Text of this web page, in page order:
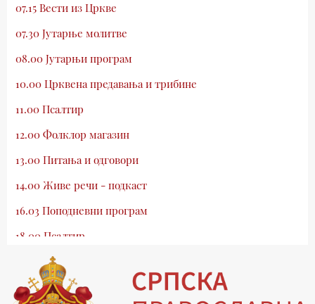
07.15 Вести из Цркве
07.30 Јутарње молитве
08.00 Јутарњи програм
10.00 Црквена предавања и трибине
11.00 Псалтир
12.00 Фолклор магазин
13.00 Питања и одговори
14.00 Живе речи - подкаст
16.03 Поподневни програм
18.00 Псалтир
19.03 Млади у Цркви
19.30 Вечерње молитве